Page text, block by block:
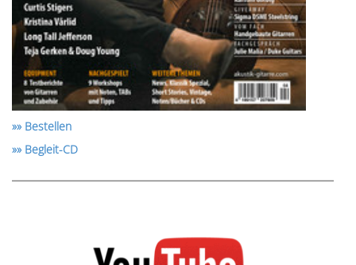
»» Bestellen
»» Begleit-CD